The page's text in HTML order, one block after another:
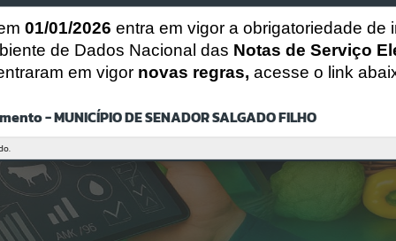
01/01/2026 entra em vigor a obrigatoriedade de
de Dados Nacional das Notas de Serviço
em vigor novas regras, acesse o link
- MUNICÍPIO DE SENADOR SALGADO FILHO
CÓDIGO DA MENSAGEM: EST-000040
Ocorreu um erro de script:
Uncaught SyntaxError: Unexpected token '('
https://senadorsalgadofilho.atende.net/cidadao/pagina/static/bundle
/wpo_index_2_base_l2_portal_editores_sync_751431adacb92c210841
Verificar Mais Detalhes